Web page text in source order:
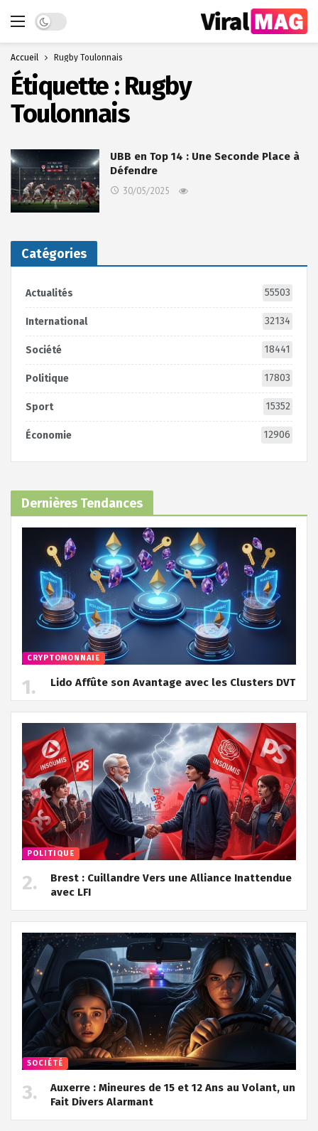
Dark mode
Accueil Rugby Toulonnais
Étiquette : Rugby
Toulonnais
UBB en Top 14 : Une Seconde Place à
Défendre
30/05/2025
Catégories
Actualités 55503
International 32134
Société 18441
Politique 17803
Sport 15352
Économie 12906
Dernières Tendances
CRYPTOMONNAIE
Lido Affûte son Avantage avec les Clusters DVT
POLITIQUE
Brest : Cuillandre Vers une Alliance Inattendue
avec LFI
SOCIÉTÉ
Auxerre : Mineures de 15 et 12 Ans au Volant, un
Fait Divers Alarmant